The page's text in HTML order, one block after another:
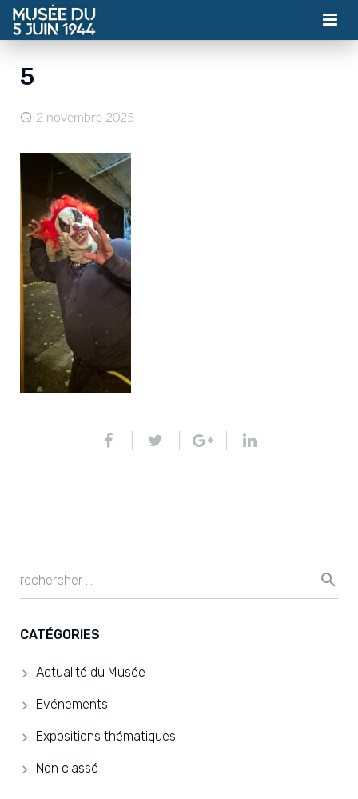
VISITES
CONTACT
5
2 novembre 2025
CATÉGORIES
Actualité du Musée
Evénements
Expositions thématiques
Non classé